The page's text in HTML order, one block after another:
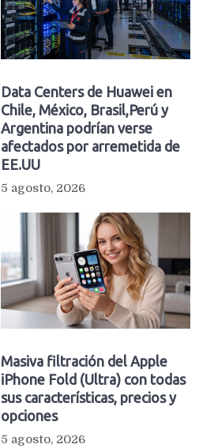
Data Centers de Huawei en
Chile, México, Brasil,Perú y
Argentina podrían verse
afectados por arremetida de
EE.UU
5 agosto, 2026
Masiva filtración del Apple
iPhone Fold (Ultra) con todas
sus características, precios y
opciones
5 agosto, 2026